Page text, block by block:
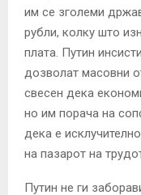
им се зголеми
рубли, колку што
плата. Путин
дозволат масовни
свесен дека
но им порача на
дека е
на пазарот на
Путин не ги